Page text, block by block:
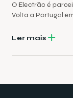
O Electrão é
Volta a Portugal
Ler mais